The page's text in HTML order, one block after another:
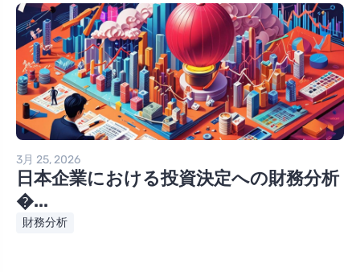
3月 25, 2026
日本企業における投資決定への財務分析
�...
財務分析